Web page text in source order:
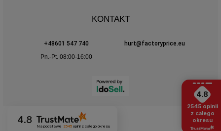
KONTAKT
+48601 547 740
hurt@factoryprice.eu
Pn.-Pt. 08:00-16:00
4.8
Na podstawie 2545opinii z całego okresu
4.8
2545 opinii
z całego
okresu